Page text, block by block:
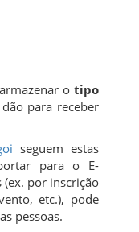
otipo
para receber
seguem estas
para o E-
por inscrição
etc.), pode
pessoas.